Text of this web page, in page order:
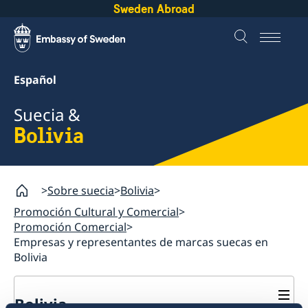
Sweden Abroad
Español
Suecia &
Bolivia
Sobre suecia Bolivia
Promoción Cultural y Comercial
Promoción Comercial
Empresas y representantes de marcas suecas en
Bolivia
Bolivia